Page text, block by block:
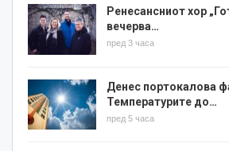
Ренесансниот хор
вечерва…
пред 3 часа
Денес портокалова
Температурите до…
пред 5 часа